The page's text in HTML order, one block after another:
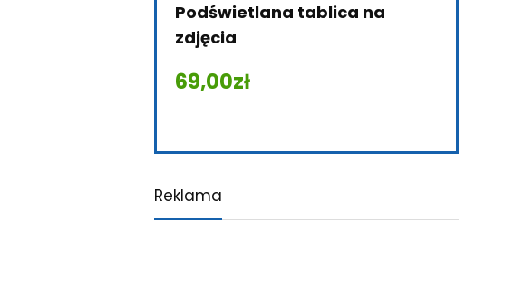
Podświetlana tablica na
zdjęcia
69,00zł
Reklama